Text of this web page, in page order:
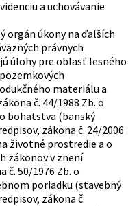
a uchovávanie
orgán úkony na ďalších
právnych
úlohy pre oblasť lesného
materiálu a
č. 44/1988 Zb. o
bohatstva (banský
zákona č. 24/2006
životné prostredie a o
zákonov v znení
č. 50/1976 Zb. o
poriadku (stavebný
zákona č.